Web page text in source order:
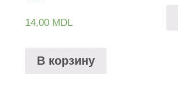
14,00 MDL
В корзину